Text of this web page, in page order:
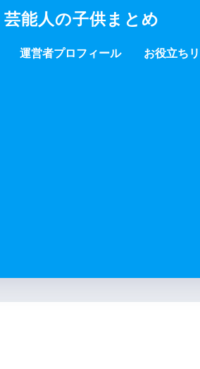
芸能人の子供まとめ
運営者プロフィール お役立ち